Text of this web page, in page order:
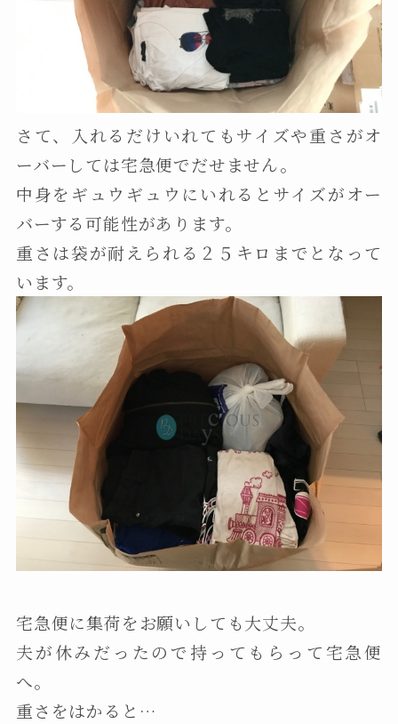
さて、入れるだけいれてもサイズや重さがオ
ーバーしては宅急便でだせません。
中身をギュウギュウにいれるとサイズがオー
バーする可能性があります。
重さは袋が耐えられる２５キロまでとなって
います。
宅急便に集荷をお願いしても大丈夫。
夫が休みだったので持ってもらって宅急便
へ。
重さをはかると…